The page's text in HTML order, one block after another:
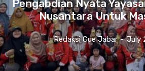
Pengabdian Nyata
Nusantara Untuk
Redaksi Gue Jabar - July